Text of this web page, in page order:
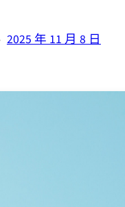
2025 年 11 月 8 日